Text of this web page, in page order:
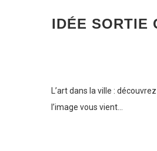
IDÉE SORTIE
L’art dans la ville :
l’image vous vient…